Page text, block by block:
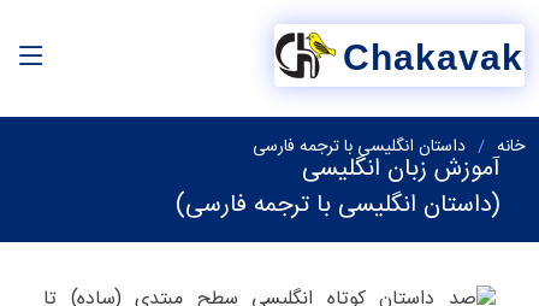
Chakavak
خانه داستان انگلیسی با ترجمه فارسی
آموزش زبان انگلیسی
(داستان انگلیسی با ترجمه فارسی)